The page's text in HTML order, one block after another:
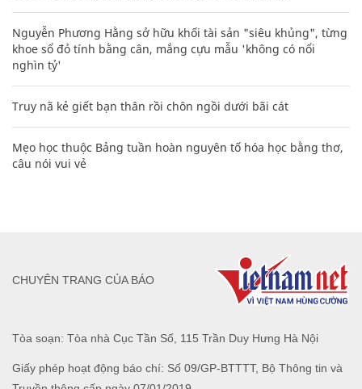
Nguyễn Phương Hằng sở hữu khối tài sản "siêu khủng", từng
khoe sổ đỏ tính bằng cân, mắng cựu mẫu 'không có nổi
nghìn tỷ'
Truy nã kẻ giết bạn thân rồi chôn ngồi dưới bãi cát
Mẹo học thuộc Bảng tuần hoàn nguyên tố hóa học bằng thơ,
câu nói vui vẻ
Tòa soạn: Tòa nhà Cục Tần Số, 115 Trần Duy Hưng Hà Nội
Giấy phép hoạt động báo chí: Số 09/GP-BTTTT, Bộ Thông tin và
CHUYÊN TRANG CỦA BÁO